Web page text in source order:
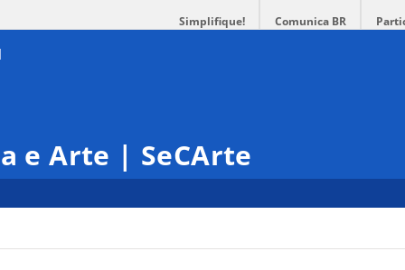
Simplifique! Comunica BR
e Arte | SeCArte